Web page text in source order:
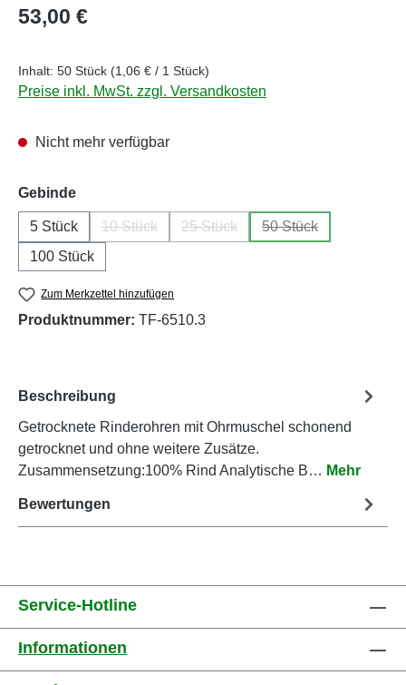
Regulärer Preis:
53,00 €
Inhalt: 50 Stück (1,06 € / 1 Stück)
Preise inkl. MwSt. zzgl. Versandkosten
Nicht mehr verfügbar
Gebindeauswählen
5 Stück 10 Stück
(Diese Option ist zurzeit nicht verfügbar.)
25 Stück
(Diese Option ist zurzeit nicht
50 Stück
(Diese Option ist
100 Stück
Zum Merkzettel hinzufügen
Produktnummer: TF-6510.3
Beschreibung
Getrocknete Rinderohren mit Ohrmuschel schonend
getrocknet und ohne weitere Zusätze.
Zusammensetzung:100% Rind Analytische B… Mehr
Bewertungen
Service-Hotline
Informationen